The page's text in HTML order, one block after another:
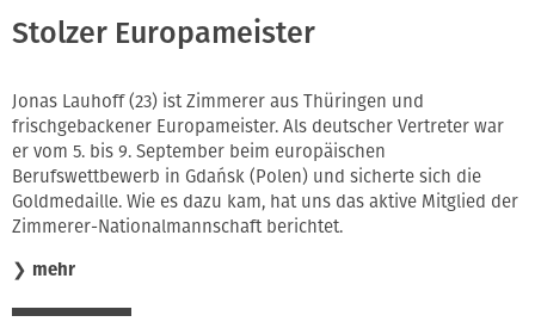
Stolzer Europameister
Jonas Lauhoff (23) ist Zimmerer aus Thüringen und
frischgebackener Europameister. Als deutscher Vertreter war
er vom 5. bis 9. September beim europäischen
Berufswettbewerb in Gdańsk (Polen) und sicherte sich die
Goldmedaille. Wie es dazu kam, hat uns das aktive Mitglied der
Zimmerer-Nationalmannschaft berichtet.
❯ mehr